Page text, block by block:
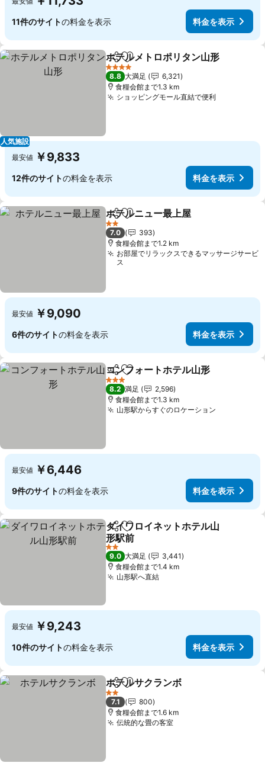
11件のサイトの料金を表示 料金を表示
人気施設
シェアお気に入りに追加
ホテルメトロポリタン山形
4 ホテルのランク
8.8 大満足
6,321
食糧会館まで1.3 km
ショッピングモール直結で便利
最安値 ￥9,833
12件のサイトの料金を表示 料金を表示
シェアお気に入りに追加
ホテルニュー最上屋
2 ホテルのランク
7.0
393
食糧会館まで1.2 km
お部屋でリラックスできるマッサージサービ
ス
最安値 ￥9,090
6件のサイトの料金を表示 料金を表示
シェアお気に入りに追加
コンフォートホテル山形
3 ホテルのランク
8.2 満足
2,596
食糧会館まで1.3 km
山形駅からすぐのロケーション
最安値 ￥6,446
9件のサイトの料金を表示 料金を表示
シェアお気に入りに追加
ダイワロイネットホテル山
形駅前
2 ホテルのランク
9.0 大満足
3,441
食糧会館まで1.4 km
山形駅へ直結
最安値 ￥9,243
10件のサイトの料金を表示 料金を表示
シェアお気に入りに追加
ホテルサクランボ
2 ホテルのランク
7.1
800
食糧会館まで1.6 km
伝統的な畳の客室